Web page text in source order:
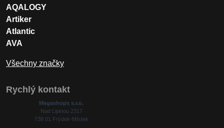
AQALOGY
Artiker
Atlantic
AVA
Všechny značky
Rychlý kontakt
Megashops s.r.o.
Nad Lipinou 2317
738 01 Frýdek-Místek